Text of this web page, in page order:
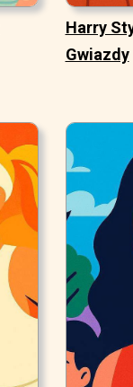
Harry
Gwiazdy